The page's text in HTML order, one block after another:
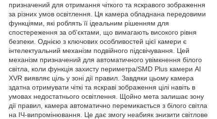
призначений для отримання чіткого та яскравого зображення
за різних умов освітлення. Ця камера обладнана передовими
функціями, які роблять її ідеальним рішенням для
спостереження за об'єктами, що вимагають високого рівня
безпеки. Однією з ключових особливостей цієї камери є
інтелектуальний механізм подвійного підсвічування. Цей
механізм призначений для автоматичного увімкнення білого
світла, коли функція захисту периметра/SMD Plus камери AI
XVR виявляє ціль у зоні дії правил. Завдяки цьому камера
здатна отримувати чіткі та яскраві зображення цілі навіть в
умовах недостатнього освітлення. Щойно мета залишає зону
дії правил, камера автоматично перемикається з білого світла
на ІЧ-випромінювання. Це дає змогу неабияк знизити світлове